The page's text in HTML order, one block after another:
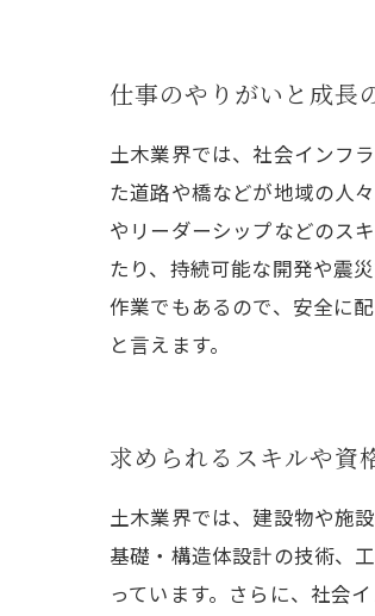
仕事のやりがいと成長
土木業界では、社会インフ
た道路や橋などが地域の人
やリーダーシップなどのス
たり、持続可能な開発や震
作業でもあるので、安全に
と言えます。
求められるスキルや資
土木業界では、建設物や施
基礎・構造体設計の技術、
っています。さらに、社会